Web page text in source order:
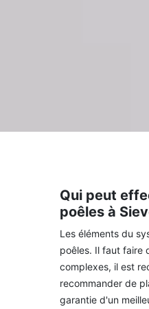
Qui peut
poêles à
Les éléments du
poêles. Il faut faire
complexes, il est
recommander de
garantie d'un